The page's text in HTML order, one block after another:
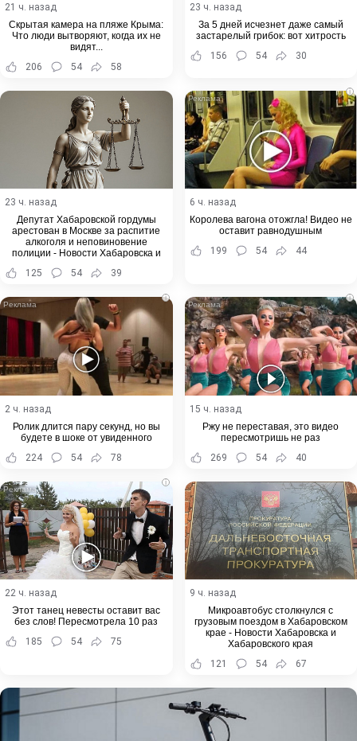
21 ч. назад
Скрытая камера на пляже Крыма:
Что люди вытворяют, когда их не
видят...
206
54 58
23 ч. назад
За 5 дней исчезнет даже самый
застарелый грибок: вот хитрость
156
54 30
23 ч. назад
Депутат Хабаровской гордумы
арестован в Москве за распитие
алкоголя и неповиновение
полиции - Новости Хабаровска и
125 54 39
i
6 ч. назад
Королева вагона отожгла! Видео не
оставит равнодушным
199
54 44
i
2 ч. назад
Ролик длится пару секунд, но вы
будете в шоке от увиденного
224
54 78
i
15 ч. назад
Ржу не переставая, это видео
пересмотришь не раз
269
54 40
i
22 ч. назад
Этот танец невесты оставит вас
без слов! Пересмотрела 10 раз
185
54 75
9 ч. назад
Микроавтобус столкнулся с
грузовым поездом в Хабаровском
крае - Новости Хабаровска и
Хабаровского края
121
54 67